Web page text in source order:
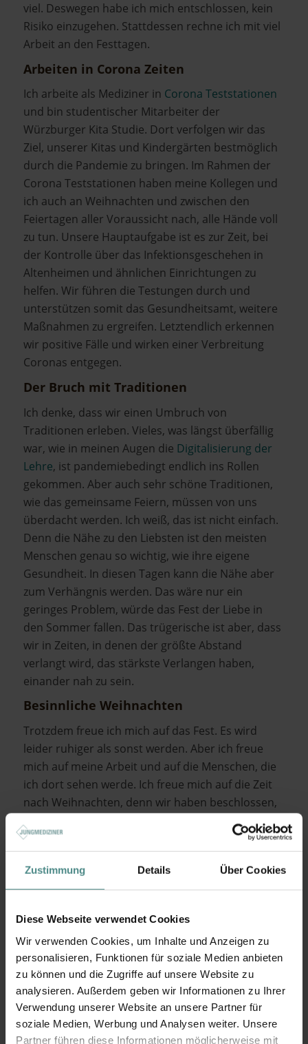
Zustimmung Details Über Cookies
Diese Webseite verwendet Cookies
Wir verwenden Cookies, um Inhalte und Anzeigen zu
personalisieren, Funktionen für soziale Medien anbieten
zu können und die Zugriffe auf unsere Website zu
analysieren. Außerdem geben wir Informationen zu Ihrer
Verwendung unserer Website an unsere Partner für
soziale Medien, Werbung und Analysen weiter. Unsere
Partner führen diese Informationen möglicherweise mit
viel. Deswegen habe ich mich entschlossen, kein
Risiko einzugehen. Stattdessen rechne ich mit viel
Arbeit an den Festtagen.
Arbeiten in Corona Zeiten
Ich arbeite als Mediziner in Corona Teststationen
und bin studentischer Mitarbeiter der
Würzburger Kita Studie. Dort verfolgen wir das
Ziel, unserer Kitas und Kindergärten bestmöglich
durch die Pandemie zu bringen. Im Rahmen der
Corona Teststationen haben meine Kollegen und
ich auch an Weihnachten und zwischen den
Feiertagen aller Voraussicht nach, alle Hände voll
zu tun. Unsere Hauptaufgabe ist es zur Zeit, bei
der Kontrolle über das Infektionsgeschehen in
Altenheimen und ähnlichen Einrichtungen zu
helfen. Wir führen die Testungen durch und
unterstützen somit das Gesundheitsamt, weitere
Maßnahmen zu ergreifen. Letztendlich erkennen
wir positive Fälle und wirken einer Verbreitung
Coronas entgegen.
Der Bruch mit Traditionen
Ich denke, dass wir einen Umbruch von
Traditionen erleben. Vieles, was längst überfällig
war, wie in meinen Augen die Digitalisierung der
Lehre, ist pandemiebedingt endlich ins Rollen
gekommen. Aber auch sehr schöne Traditionen,
wie das gemeinsame Feiern, müssen von uns
überdacht werden. Ich weiß, das ist nicht einfach.
Denn die Nähe zu den Liebsten ist den meisten
Menschen genau so wichtig, wie ihre eigene
Gesundheit. In diesen Tagen kann die Nähe aber
zum Verhängnis werden. Das wäre nur ein
geringes Problem, würde das Fest der Liebe in
den Sommer fallen. Das trügerische ist aber, dass
wir in Zeiten, in denen der größte Abstand
verlangt wird, das stärkste Verlangen haben,
einander nah zu sein.
Besinnliche Weihnachten
Trotzdem freue ich mich auf das Fest. Es wird
leider ruhiger als sonst werden. Aber ich freue
mich auf meine Arbeit und auf die Menschen, die
ich dort sehen werde. Ich freue mich auf die Zeit
nach Weihnachten, denn wir haben beschlossen,
Weihnachten einfach nachzufeiern. Und ich freue
mich auf die Pakete aus der Heimat, die mir
zeigen, dass man nicht körperlich anwesend sein
muss, um an einander zu denken. Weihnachten ist
das Fest der Besinnung, und auch wenn der
Kindern der Familie, so macht er doch ganz
deutlich, worauf es im Leben wirklich ankommt. In
diesem Sinne: Fröhliche Weihnachten!
Euer Marvin,
Medizinstudent an der Universität Würzburg und
jungmediziner.deCampus Captain